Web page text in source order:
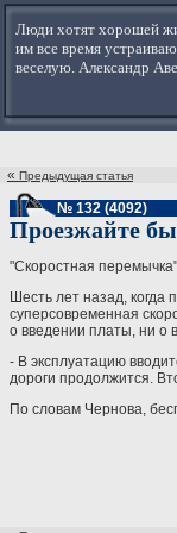
Люди хотят хорошей
им все время
веселую. Александр
« Предыдущая статья
№ 132 (4092)
Проезжайте
"Скоростная
Шесть лет назад, когда
суперсовременная
о введении платы, ни о
- В эксплуатацию
дороги продолжится.
По словам Чернова,